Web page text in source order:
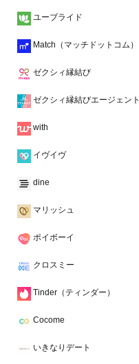
ユーブライド
Match（マッチドットコム）
ゼクシィ縁結び
ゼクシィ縁結びエージェント
with
イヴイヴ
dine
マリッシュ
ポイボーイ
クロスミー
Tinder（ティンダー）
Cocome
いきなりデート